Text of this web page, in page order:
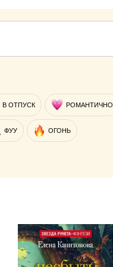
В ОТПУСК РОМАНТИЧНО
ФУУ ОГОНЬ